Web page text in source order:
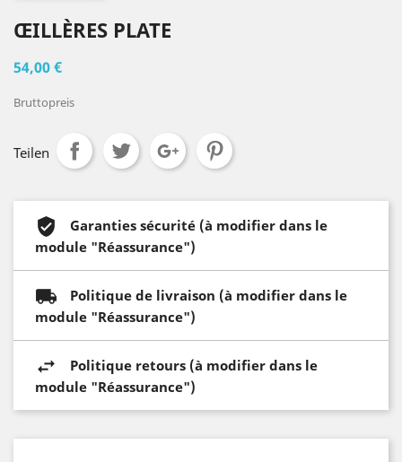
ŒILLÈRES PLATE
54,00 €
Bruttopreis
Teilen
Garanties sécurité (à modifier dans le
module "Réassurance")
Politique de livraison (à modifier dans le
module "Réassurance")
Politique retours (à modifier dans le
module "Réassurance")